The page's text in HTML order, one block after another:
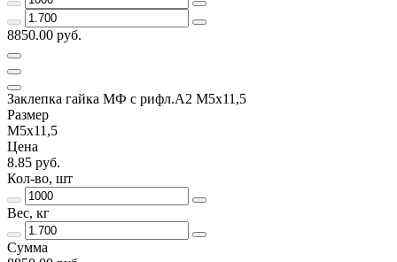
8850.00 руб.
Заклепка гайка МФ с рифл.А2 M5х11,5
Размер
М5х11,5
Цена
8.85 руб.
Кол-во, шт
Вес, кг
Сумма